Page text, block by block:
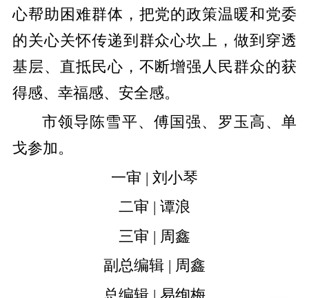
心帮助困难群体，把党的政策温暖和党委
的关心关怀传递到群众心坎上，做到穿透
基层、直抵民心，不断增强人民群众的获
得感、幸福感、安全感。
市领导陈雪平、傅国强、罗玉高、单
戈参加。
一审 | 刘小琴
二审 | 谭浪
三审 | 周鑫
副总编辑 | 周鑫